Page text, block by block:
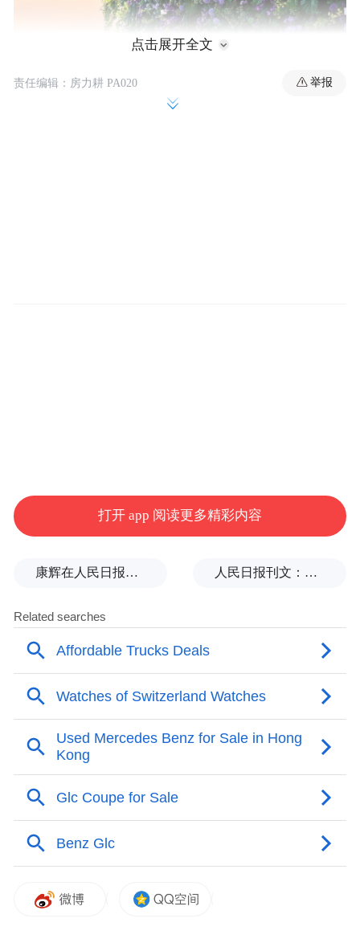
点击展开全文
责任编辑：房力耕 PA020 举报
打开 app 阅读更多精彩内容
康辉在人民日报撰文：小字典有大力量 人民日报刊文：挡“张雪机车”，民进党当局怕什么